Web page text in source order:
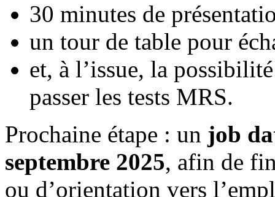
30 minutes de
un tour de table pour
et, à l’issue, la
passer les tests MRS.
Prochaine étape : un job
septembre 2025, afin de
ou d’orientation vers